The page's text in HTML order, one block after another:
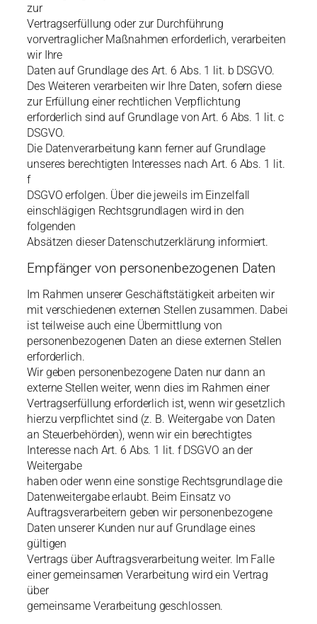
zur
Vertragserfüllung oder zur Durchführung
vorvertraglicher Maßnahmen erforderlich, verarbeiten
wir Ihre
Daten auf Grundlage des Art. 6 Abs. 1 lit. b DSGVO.
Des Weiteren verarbeiten wir Ihre Daten, sofern diese
zur Erfüllung einer rechtlichen Verpflichtung
erforderlich sind auf Grundlage von Art. 6 Abs. 1 lit. c
DSGVO.
Die Datenverarbeitung kann ferner auf Grundlage
unseres berechtigten Interesses nach Art. 6 Abs. 1 lit.
f
DSGVO erfolgen. Über die jeweils im Einzelfall
einschlägigen Rechtsgrundlagen wird in den
folgenden
Absätzen dieser Datenschutzerklärung informiert.
Empfänger von personenbezogenen Daten
Im Rahmen unserer Geschäftstätigkeit arbeiten wir
mit verschiedenen externen Stellen zusammen. Dabei
ist teilweise auch eine Übermittlung von
personenbezogenen Daten an diese externen Stellen
erforderlich.
Wir geben personenbezogene Daten nur dann an
externe Stellen weiter, wenn dies im Rahmen einer
Vertragserfüllung erforderlich ist, wenn wir gesetzlich
hierzu verpflichtet sind (z. B. Weitergabe von Daten
an Steuerbehörden), wenn wir ein berechtigtes
Interesse nach Art. 6 Abs. 1 lit. f DSGVO an der
Weitergabe
haben oder wenn eine sonstige Rechtsgrundlage die
Datenweitergabe erlaubt. Beim Einsatz vo
Auftragsverarbeitern geben wir personenbezogene
Daten unserer Kunden nur auf Grundlage eines
gültigen
Vertrags über Auftragsverarbeitung weiter. Im Falle
einer gemeinsamen Verarbeitung wird ein Vertrag
über
gemeinsame Verarbeitung geschlossen.